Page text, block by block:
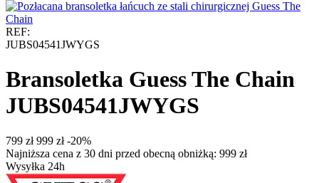
REF:
JUBS04541JWYGS
Bransoletka Guess The Chain
JUBS04541JWYGS
‍799‍ zł ‍999‍ zł -20%
Najniższa cena z 30 dni przed obecną obniżką: 999 zł
Wysyłka 24h